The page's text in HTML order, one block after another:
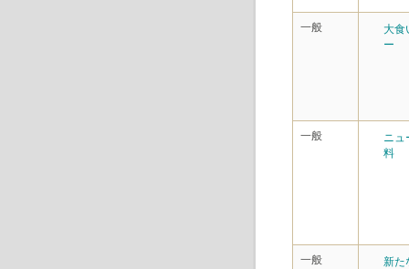
一般
大食
ー
一般
ニュ
料
一般 新た